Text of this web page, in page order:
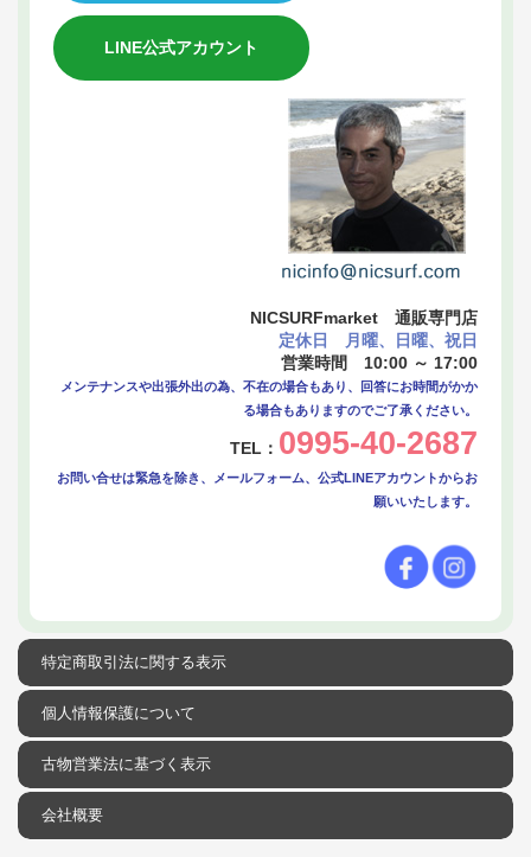
LINE公式アカウント
NICSURFmarket 通販専門店
定休日 月曜、日曜、祝日
営業時間 10:00 ～ 17:00
メンテナンスや出張外出の為、不在の場合もあり、回答にお時間がかか
る場合もありますのでご了承ください。
TEL： 0995-40-2687
お問い合せは緊急を除き、メールフォーム、公式LINEアカウントからお
願いいたします。
特定商取引法に関する表示
個人情報保護について
古物営業法に基づく表示
会社概要